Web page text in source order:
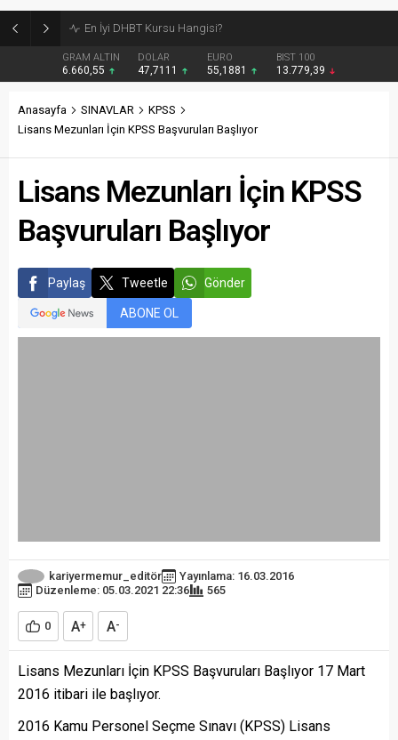
Burcular Pen — Sakarya’da doğru sistem, temiz montaj
GRAM ALTIN
6.660,55
DOLAR
47,7111
EURO
55,1881
BIST 100
13.779,39
Anasayfa SINAVLAR
KPSS
Lisans Mezunları İçin KPSS Başvuruları Başlıyor
Lisans Mezunları İçin KPSS
Başvuruları Başlıyor
Paylaş Tweetle Gönder
ABONE OL
kariyermemur_editör
Yayınlama: 16.03.2016
Düzenleme: 05.03.2021 22:36
565
0 A+ A-
Lisans Mezunları İçin KPSS Başvuruları Başlıyor 17 Mart
2016 itibari ile başlıyor.
2016 Kamu Personel Seçme Sınavı (KPSS) Lisans